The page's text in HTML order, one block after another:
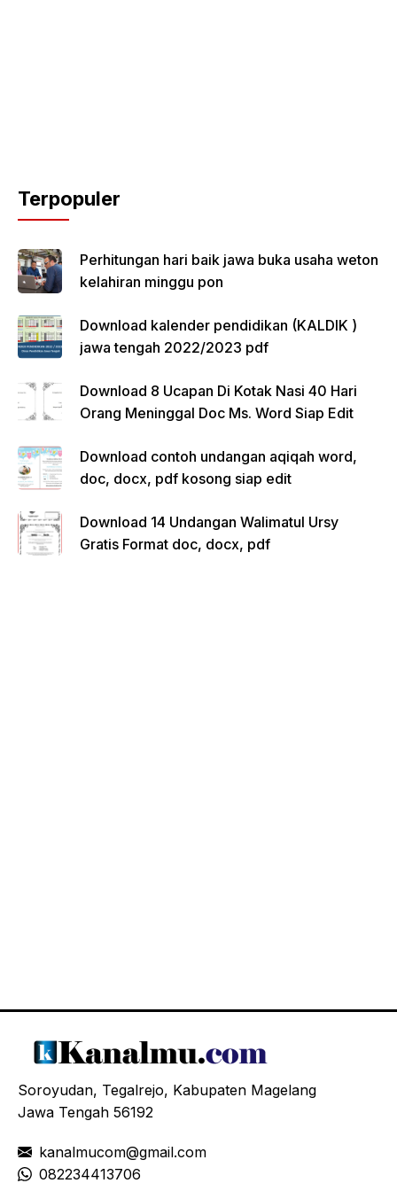
Terpopuler
Perhitungan hari baik jawa buka usaha weton
kelahiran minggu pon
Download kalender pendidikan (KALDIK )
jawa tengah 2022/2023 pdf
Download 8 Ucapan Di Kotak Nasi 40 Hari
Orang Meninggal Doc Ms. Word Siap Edit
Download contoh undangan aqiqah word,
doc, docx, pdf kosong siap edit
Download 14 Undangan Walimatul Ursy
Gratis Format doc, docx, pdf
Soroyudan, Tegalrejo, Kabupaten Magelang
Jawa Tengah 56192
kanalmucom@gmail.com
082234413706